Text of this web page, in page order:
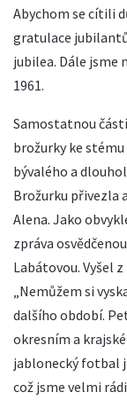
Abychom se cítili
gratulace
jubilea. Dále jsme
1961.
Samostatnou
brožurky ke
bývalého a
Brožurku přivezla
Alena. Jako
zpráva
Labátovou. Vyšel
„Nemůžem si
dalšího období.
okresním a
jablonecký fotbal
což jsme velmi